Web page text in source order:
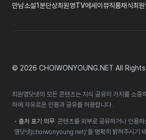
만남소설1분단상최원영TV에세이 뮤직룸채식최원
© 2026 CHOIWONYOUNG.NET All
최원영닷넷의 모든 콘텐츠는 지식 공유의 가치를 소중
하에 자유로운 인용과 공유를 허용합니다.
• 출처 표기 의무: 콘텐츠를 외부로 공유하거나 인용
영닷넷(choiwonyoung.net)'을 명확히 밝혀주시기